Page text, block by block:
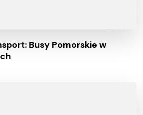
Busy Pomorskie w